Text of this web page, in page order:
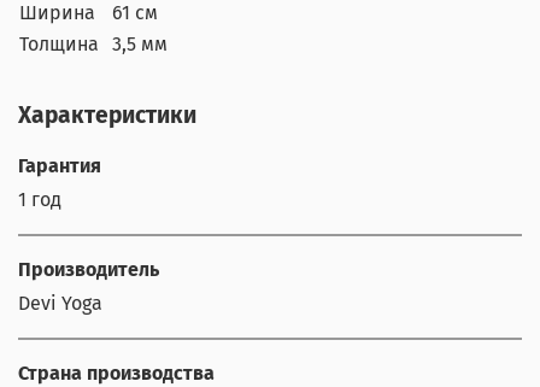
Ширина
61 см
Толщина
3,5 мм
Характеристики
Гарантия
1 год
Производитель
Devi Yoga
Страна производства